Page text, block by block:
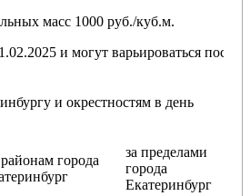
масс 1000 руб./куб.м.
и могут варьироваться после
и окрестностям в день
города
за пределами
города
Екатеринбург